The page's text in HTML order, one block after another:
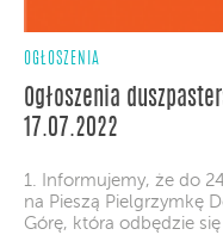
OGŁOSZENIA
Ogłoszenia
17.07.2022
1. Informujemy, że do
na Pieszą Pielgrzymkę
Górę, która odbędzie